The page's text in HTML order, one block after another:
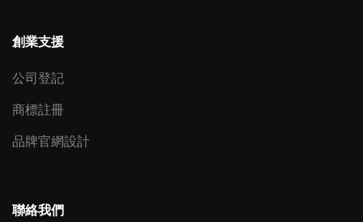
創業支援
公司登記
商標註冊
品牌官網設計
聯絡我們